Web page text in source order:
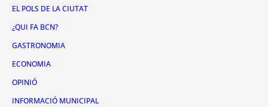
EL POLS DE LA CIUTAT
¿QUI FA BCN?
GASTRONOMIA
ECONOMIA
OPINIÓ
INFORMACIÓ MUNICIPAL